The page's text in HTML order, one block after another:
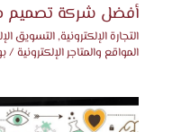
أفضل شركة تصميم
التجارة الإلكترونية,التسويق
المواقع والمتاجر الإلكترونية /